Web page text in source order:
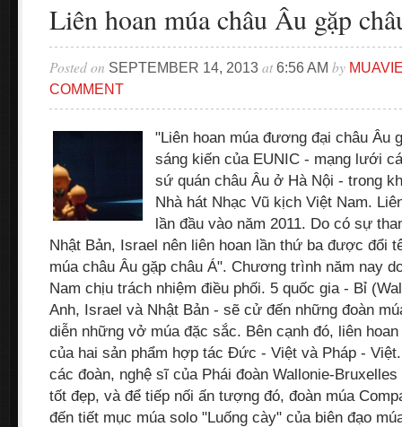
Liên hoan múa châu Âu gặp
Posted on SEPTEMBER 14, 2013 at6:56 AM by
COMMENT
"Liên hoan múa đương đại châu Âu
sáng kiến của EUNIC - mạng lưới
sứ quán châu Âu ở Hà Nội - trong
Nhà hát Nhạc Vũ kịch Việt Nam.
lần đầu vào năm 2011. Do có sự
Nhật Bản, Israel nên liên hoan lần thứ ba được đổi
múa châu Âu gặp châu Á". Chương trình năm nay
Nam chịu trách nhiệm điều phối. 5 quốc gia - Bỉ
Anh, Israel và Nhật Bản - sẽ cử đến những đoàn
diễn những vở múa đặc sắc. Bên cạnh đó, liên
của hai sản phẩm hợp tác Đức - Việt và Pháp -
các đoàn, nghệ sĩ của Phái đoàn Wallonie-
tốt đẹp, và để tiếp nối ấn tượng đó, đoàn múa
đến tiết mục múa solo "Luống cày" của biên đạo